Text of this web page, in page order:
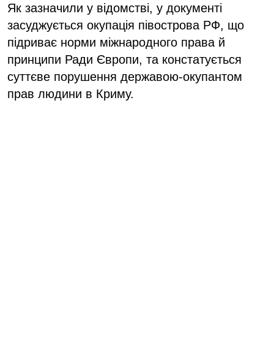
Як зазначили у відомстві, у документі
засуджується окупація півострова РФ, що
підриває норми міжнародного права й
принципи Ради Європи, та констатується
суттєве порушення державою-окупантом
прав людини в Криму.